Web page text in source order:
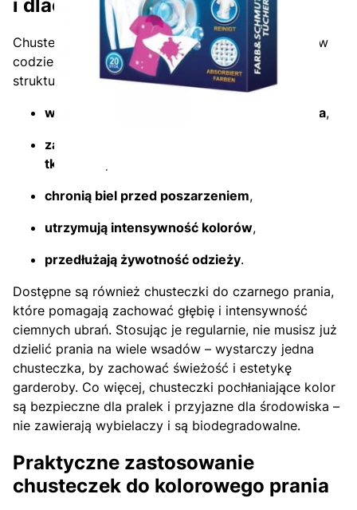
i dlaczego warto ich używać?
Chusteczki pochłaniające kolor to sprytna pomoc w
codziennej pielęgnacji ubrań. Dzięki specjalnej
strukturze materiału i aktywnym składnikom:
wyłapują barwniki uwalniane w trakcie prania,
zapobiegają mieszaniu się kolorów między
tkaninami
chronią biel przed poszarzeniem,
utrzymują intensywność kolorów,
przedłużają żywotność odzieży.
Dostępne są również chusteczki do czarnego prania,
które pomagają zachować głębię i intensywność
ciemnych ubrań. Stosując je regularnie, nie musisz już
dzielić prania na wiele wsadów – wystarczy jedna
chusteczka, by zachować świeżość i estetykę
garderoby. Co więcej, chusteczki pochłaniające kolor
są bezpieczne dla pralek i przyjazne dla środowiska –
nie zawierają wybielaczy i są biodegradowalne.
Praktyczne zastosowanie
chusteczek do kolorowego prania